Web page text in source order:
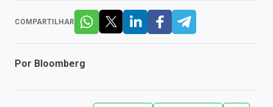
COMPARTILHAR
Por Bloomberg